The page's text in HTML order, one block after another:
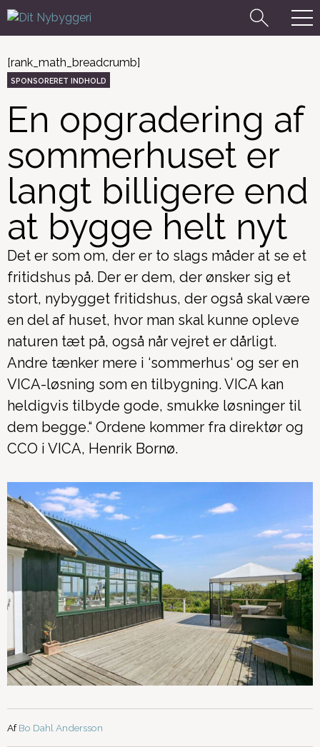
[rank_math_breadcrumb]
En opgradering af
sommerhuset er
langt billigere end
at bygge helt nyt
Det er som om, der er to slags måder at se et
fritidshus på. Der er dem, der ønsker sig et
stort, nybygget fritidshus, der også skal være
en del af huset, hvor man skal kunne opleve
naturen tæt på, også når vejret er dårligt.
Andre tænker mere i ‘sommerhus‘ og ser en
VICA-løsning som en tilbygning. VICA kan
heldigvis tilbyde gode, smukke løsninger til
dem begge.“ Ordene kommer fra direktør og
CCO i VICA, Henrik Bornø.
AfBo Dahl Andersson